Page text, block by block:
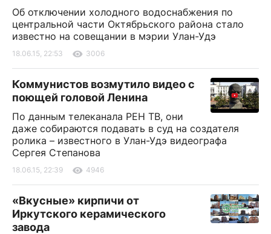
Об отключении холодного водоснабжения по
центральной части Октябрьского района стало
известно на совещании в мэрии Улан-Удэ
18.06.15, 22:53 3006
Коммунистов возмутило видео с
поющей головой Ленина
По данным телеканала РЕН ТВ, они
даже собираются подавать в суд на создателя
ролика – известного в Улан-Удэ видеографа
Сергея Степанова
18.06.15, 22:39 4946
«Вкусные» кирпичи от
Иркутского керамического
завода